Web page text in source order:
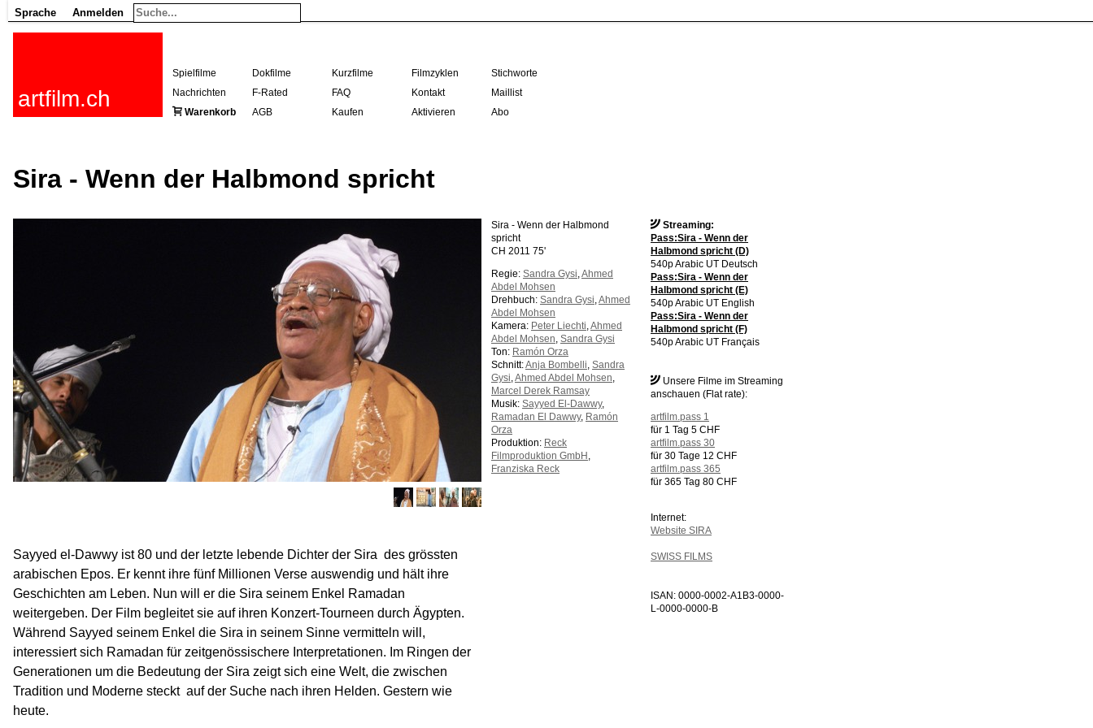
Sprache Anmelden
artfilm.ch
Spielfilme Dokfilme Kurzfilme Filmzyklen
Stichworte
Nachrichten
F-Rated FAQ Kontakt
Maillist
Warenkorb
AGB Kaufen Aktivieren Abo
Sira - Wenn der Halbmond spricht
Streaming:
Pass:Sira - Wenn der
Halbmond spricht (D)
540p Arabic UT Deutsch
Pass:Sira - Wenn der
Halbmond spricht (E)
540p Arabic UT English
Pass:Sira - Wenn der
Halbmond spricht (F)
540p Arabic UT Français
Unsere Filme im Streaming
anschauen (Flat rate):
artfilm.pass 1
für 1 Tag 5 CHF
artfilm.pass 30
für 30 Tage 12 CHF
artfilm.pass 365
für 365 Tag 80 CHF
Internet:
Website SIRA
SWISS FILMS
ISAN: 0000-0002-A1B3-0000-
L-0000-0000-B
Sira - Wenn der Halbmond
spricht
CH 2011 75'
Regie: Sandra Gysi Ahmed
Abdel Mohsen
Drehbuch: Sandra Gysi Ahmed
Abdel Mohsen
Kamera: Peter Liechti Ahmed
Abdel Mohsen Sandra Gysi
Ton: Ramón Orza
Schnitt:Anja Bombelli Sandra
Gysi Ahmed Abdel Mohsen
Marcel Derek Ramsay
Musik: Sayyed El-Dawwy,
Ramadan El Dawwy, Ramón
Orza
Produktion: Reck
Filmproduktion GmbH
Franziska Reck
Sayyed el-Dawwy ist 80 und der letzte lebende Dichter der Sira  des grössten
arabischen Epos. Er kennt ihre fünf Millionen Verse auswendig und hält ihre
Geschichten am Leben. Nun will er die Sira seinem Enkel Ramadan
weitergeben. Der Film begleitet sie auf ihren Konzert-Tourneen durch Ägypten.
Während Sayyed seinem Enkel die Sira in seinem Sinne vermitteln will,
interessiert sich Ramadan für zeitgenössischere Interpretationen. Im Ringen der
Generationen um die Bedeutung der Sira zeigt sich eine Welt, die zwischen
Tradition und Moderne steckt  auf der Suche nach ihren Helden. Gestern wie
heute.